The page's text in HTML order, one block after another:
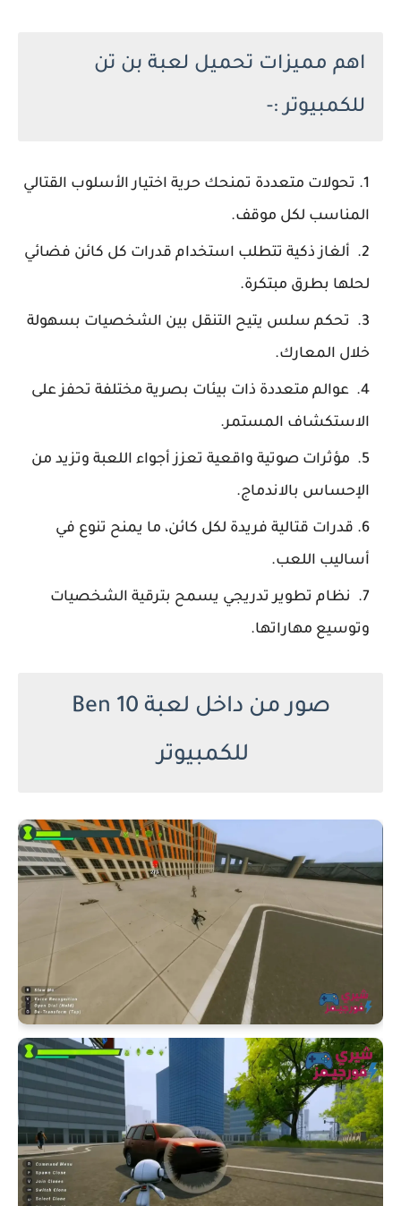
اهم مميزات تحميل لعبة بن تن
للكمبيوتر :-
تحولات متعددة تمنحك حرية اختيار الأسلوب القتالي
المناسب لكل موقف.
ألغاز ذكية تتطلب استخدام قدرات كل كائن فضائي
لحلها بطرق مبتكرة.
تحكم سلس يتيح التنقل بين الشخصيات بسهولة
خلال المعارك.
عوالم متعددة ذات بيئات بصرية مختلفة تحفز على
الاستكشاف المستمر.
مؤثرات صوتية واقعية تعزز أجواء اللعبة وتزيد من
الإحساس بالاندماج.
قدرات قتالية فريدة لكل كائن، ما يمنح تنوع في
أساليب اللعب.
نظام تطوير تدريجي يسمح بترقية الشخصيات
وتوسيع مهاراتها.
صور من داخل لعبة Ben 10
للكمبيوتر